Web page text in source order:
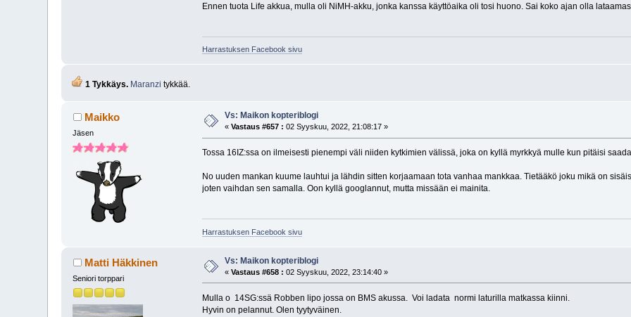
Ennen tuota Life akkua, mulla oli NiMH-akku, jonka kanssa käyttöaika oli tosi huono. Sai koko ajan olla
Harrastuksen Facebook sivu
1 Tykkäys. Maranzi tykkää.
Maikko
Jäsen
Vs: Maikon kopteriblogi
«Vastaus #657 : 02 Syyskuu, 2022, 21:08:17 »
Tossa 16IZ:ssa on ilmeisesti pienempi väli niiden kytkimien välissä, joka on kyllä myrkkyä mulle kun pitäisi
No uuden mankan kuume lauhtui ja lähdin sitten korjaamaan tota vanhaa mankkaa. Tietääkö joku mikä on
joten vaihdan sen samalla. Oon kyllä googlannut, mutta missään ei mainita.
Harrastuksen Facebook sivu
Matti Häkkinen
Seniori torppari
Vs: Maikon kopteriblogi
«Vastaus #658 : 02 Syyskuu, 2022, 23:14:40 »
Mulla o 14SG:ssä Robben lipo jossa on BMS akussa. Voi ladata normi laturilla matkassa kiinni.
Hyvin on pelannut. Olen tyytyväinen.